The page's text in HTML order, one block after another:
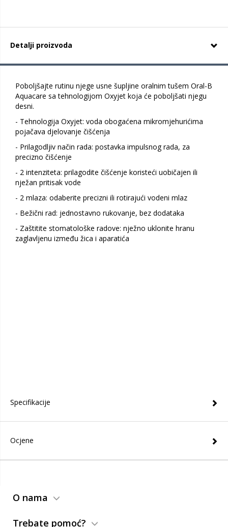
Detalji proizvoda
Poboljšajte rutinu njege usne šupljine oralnim tušem Oral-B
Aquacare sa tehnologijom Oxyjet koja će poboljšati njegu
desni.
- Tehnologija Oxyjet: voda obogaćena mikromjehurićima
pojačava djelovanje čišćenja
- Prilagodljiv način rada: postavka impulsnog rada, za
precizno čišćenje
- 2 intenziteta: prilagodite čišćenje koristeći uobičajen ili
nježan pritisak vode
- 2 mlaza: odaberite precizni ili rotirajući vodeni mlaz
- Bežični rad: jednostavno rukovanje, bez dodataka
- Zaštitite stomatološke radove: nježno uklonite hranu
zaglavljenu između žica i aparatića
Specifikacije
Ocjene
O nama
Trebate pomoć?